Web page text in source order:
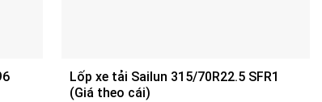
Lốp xe tải Sailun 315/70R22.5 SFR1
(Giá theo cái)